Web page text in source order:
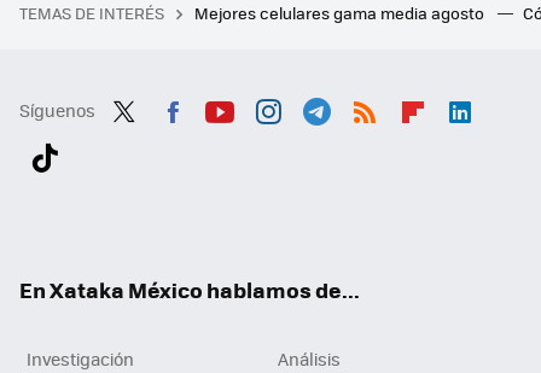
TEMAS DE INTERÉS Mejores celulares gama media agosto
Síguenos
En Xataka México hablamos de...
Investigación
Análisis